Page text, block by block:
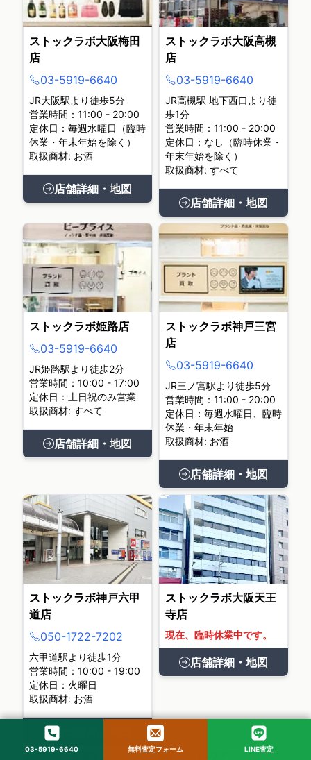
ストックラボ大阪梅田
店
03-5919-6640
JR大阪駅より徒歩5分
営業時間：11:00 - 20:00
定休日：毎週水曜日（臨時
休業・年末年始を除く）
取扱商材: お酒
店舗詳細・地図
ストックラボ大阪高槻
店
03-5919-6640
JR高槻駅 地下西口より徒
歩1分
営業時間：11:00 - 20:00
定休日：なし（臨時休業・
年末年始を除く）
取扱商材: すべて
店舗詳細・地図
ストックラボ姫路店
03-5919-6640
JR姫路駅より徒歩2分
営業時間：10:00 - 17:00
定休日：土日祝のみ営業
取扱商材: すべて
店舗詳細・地図
ストックラボ神戸三宮
店
03-5919-6640
JR三ノ宮駅より徒歩5分
営業時間：11:00 - 20:00
定休日：毎週水曜日、臨時
休業・年末年始
取扱商材: お酒
店舗詳細・地図
ストックラボ神戸六甲
道店
050-1722-7202
六甲道駅より徒歩1分
営業時間：10:00 - 19:00
定休日：火曜日
取扱商材: お酒
店舗詳細・地図
ストックラボ大阪天王
寺店
現在、臨時休業中です。
店舗詳細・地図
03-5919-6640 無料査定フォーム LINE査定